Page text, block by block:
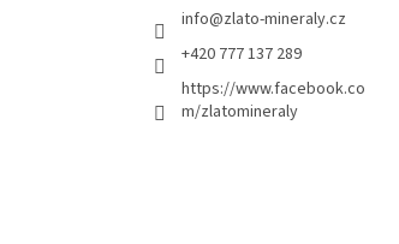
info@zlato-mineraly.cz
+420 777 137 289
https://www.facebook.co
m/zlatomineraly